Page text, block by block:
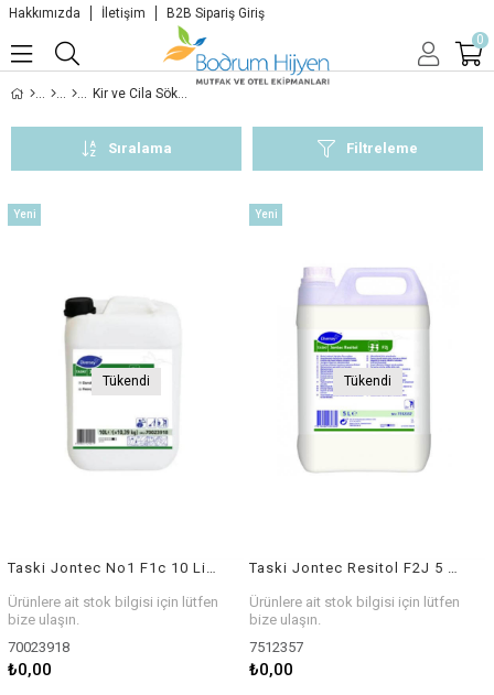
Hakkımızda İletişim
B2B Sipariş Giriş
0
Kir ve Cila Sökücü Ürünler
Filtreleme
Sıralama
Tükendi
Ürünlere ait stok bilgisi için lütfen
bize ulaşın.
70023918
₺0,00
Yeni
Tükendi
Ürünlere ait stok bilgisi için lütfen
bize ulaşın.
7512357
₺0,00
Yeni